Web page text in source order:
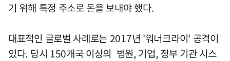
기 위해 특정 주소로 돈을 보내야 했다.
대표적인 글로벌 사례로는 2017년 '워너크라이' 공격이
있다. 당시 150개국 이상의 병원, 기업, 정부 기관 시스